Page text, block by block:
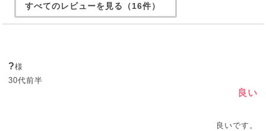
すべてのレビューを見る（16件）
?様
30代前半
良い
良いです。